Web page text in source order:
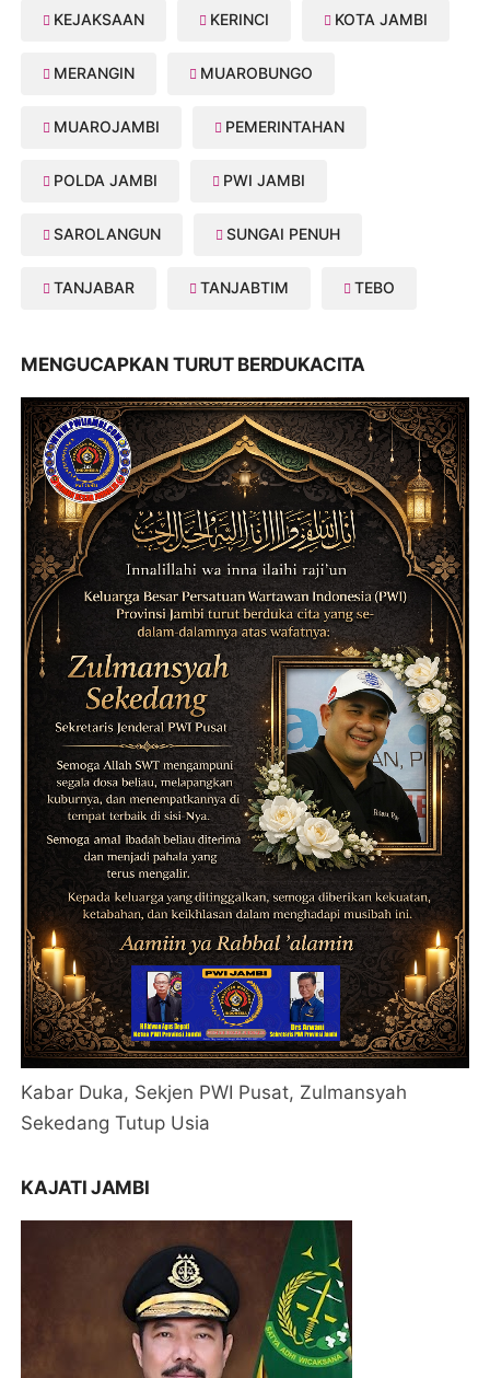
KEJAKSAAN KERINCI KOTA JAMBI
MERANGIN MUAROBUNGO
MUAROJAMBI PEMERINTAHAN
POLDA JAMBI PWI JAMBI
SAROLANGUN SUNGAI PENUH
TANJABAR TANJABTIM TEBO
MENGUCAPKAN TURUT BERDUKACITA
Kabar Duka, Sekjen PWI Pusat, Zulmansyah
Sekedang Tutup Usia
KAJATI JAMBI